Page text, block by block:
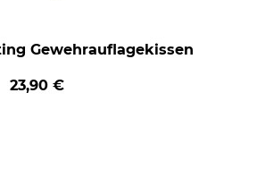
Gewehrauflagekissen
23,90 €